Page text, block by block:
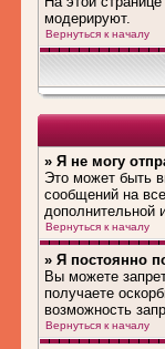
модерируют.
Вернуться к началу
» Я не могу
Это может быть
сообщений на
дополнительной
Вернуться к началу
» Я постоянно
Вы можете
получаете
возможность
Вернуться к началу